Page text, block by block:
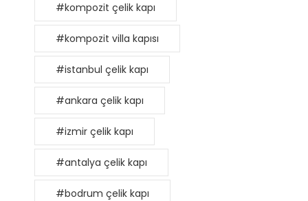
#kompozit çelik kapı
#kompozit villa kapısı
#istanbul çelik kapı
#ankara çelik kapı
#izmir çelik kapı
#antalya çelik kapı
#bodrum çelik kapı